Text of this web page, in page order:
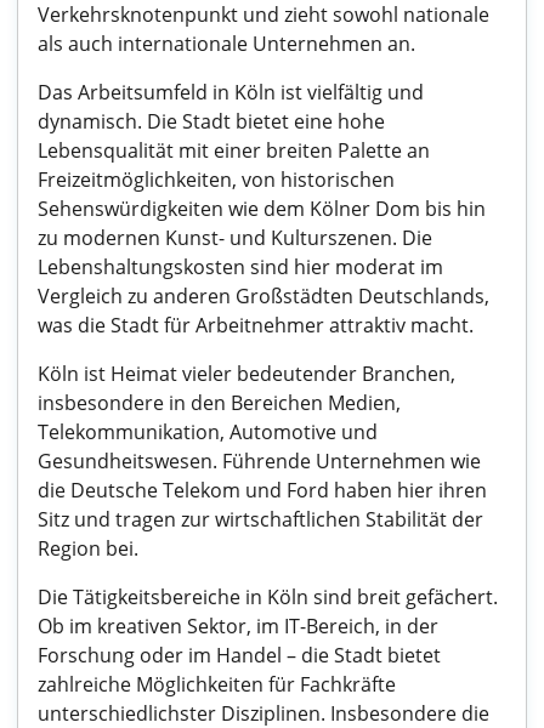
Verkehrsknotenpunkt und zieht sowohl nationale
als auch internationale Unternehmen an.
Das Arbeitsumfeld in Köln ist vielfältig und
dynamisch. Die Stadt bietet eine hohe
Lebensqualität mit einer breiten Palette an
Freizeitmöglichkeiten, von historischen
Sehenswürdigkeiten wie dem Kölner Dom bis hin
zu modernen Kunst- und Kulturszenen. Die
Lebenshaltungskosten sind hier moderat im
Vergleich zu anderen Großstädten Deutschlands,
was die Stadt für Arbeitnehmer attraktiv macht.
Köln ist Heimat vieler bedeutender Branchen,
insbesondere in den Bereichen Medien,
Telekommunikation, Automotive und
Gesundheitswesen. Führende Unternehmen wie
die Deutsche Telekom und Ford haben hier ihren
Sitz und tragen zur wirtschaftlichen Stabilität der
Region bei.
Die Tätigkeitsbereiche in Köln sind breit gefächert.
Ob im kreativen Sektor, im IT-Bereich, in der
Forschung oder im Handel – die Stadt bietet
zahlreiche Möglichkeiten für Fachkräfte
unterschiedlichster Disziplinen. Insbesondere die